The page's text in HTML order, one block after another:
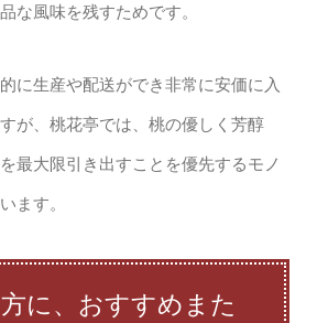
な風味を残すためです。
に生産や配送ができ非常に安価に入
が、桃花亭では、桃の優しく芳醇
最大限引き出すことを優先するモノ
ます。
に、おすすめまた